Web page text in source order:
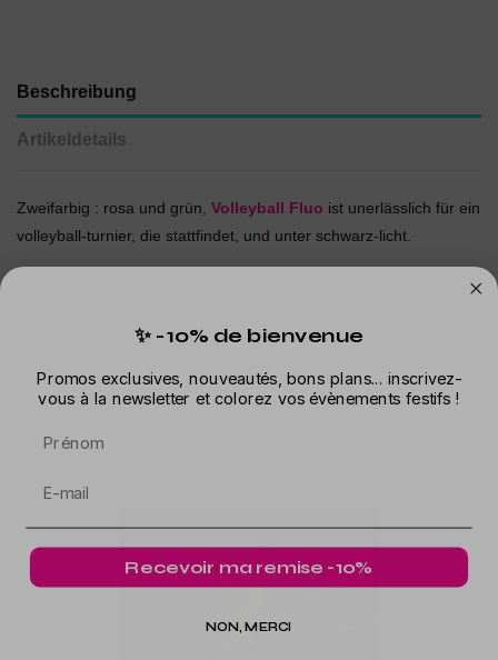
Beschreibung
Artikeldetails
Zweifarbig : rosa und grün, Volleyball Fluo ist unerlässlich für ein
volleyball-turnier, die stattfindet, und unter schwarz-licht.
In der gleichen Kategorie
✨ -10% de bienvenue
Promos exclusives, nouveautés, bons plans... inscrivez-
vous à la newsletter et colorez vos évènements festifs !
Recevoir ma remise -10%
NON, MERCI